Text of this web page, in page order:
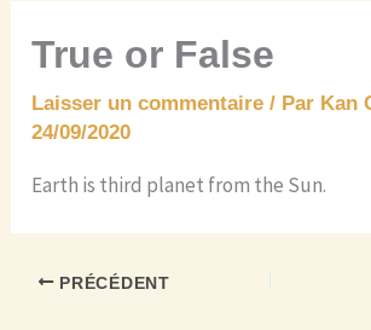
True or False
Laisser un commentaire / Par Kan
24/09/2020
Earth is third planet from the Sun.
PRÉCÉDENT